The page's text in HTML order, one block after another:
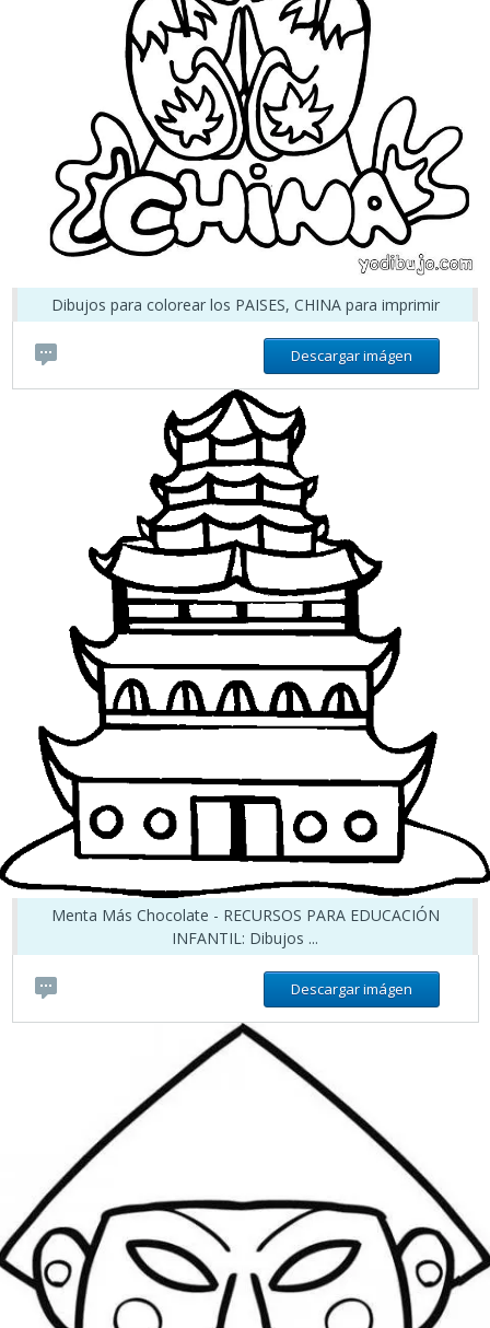
Dibujos para colorear los PAISES, CHINA para imprimir
Descargar imágen
Menta Más Chocolate - RECURSOS PARA EDUCACIÓN
INFANTIL: Dibujos ...
Descargar imágen